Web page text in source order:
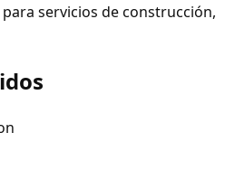
servicios de construcción,